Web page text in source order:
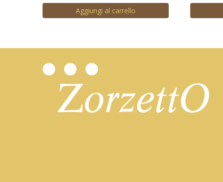
Aggiungi al carrello